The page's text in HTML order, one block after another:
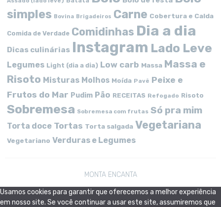
simples Bovina Brigadeiros Carne Cobertura e Calda
Comida de Verdade Comidinhas Dia a dia
Dicas culinárias Instagram Lado Leve
Legumes Light (dia a dia) Low carb Massa Massa e
Risoto Misturas Molhos Moída Pavê Peixe e
Frutos do Mar Pudim Pão RECEITAS Refogado Risoto
Sobremesa Sobremesa com frutas Só pra mim
Torta doce Tortas Torta salgada Vegetariana
Vegetariano Verduras e Legumes
MONTA ENCANTA
Usamos cookies para garantir que oferecemos a melhor experiência
em nosso site. Se você continuar a usar este site, assumiremos que